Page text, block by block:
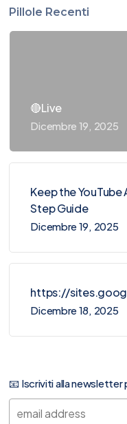
Pillole Recenti
🔴Live
Dicembre 19, 2025
Keep the
Step Guide
Dicembre 19, 2025
https://
Dicembre 18, 2025
📧 Iscriviti alla newsletter